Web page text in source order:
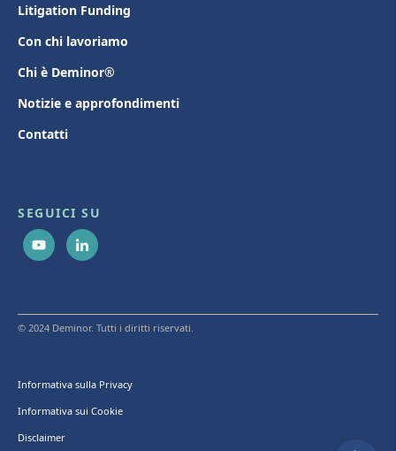
Litigation Funding
Con chi lavoriamo
Chi è Deminor®
Notizie e approfondimenti
Contatti
SEGUICI SU
© 2024 Deminor. Tutti i diritti riservati.
Informativa sulla Privacy
Informativa sui Cookie
Disclaimer